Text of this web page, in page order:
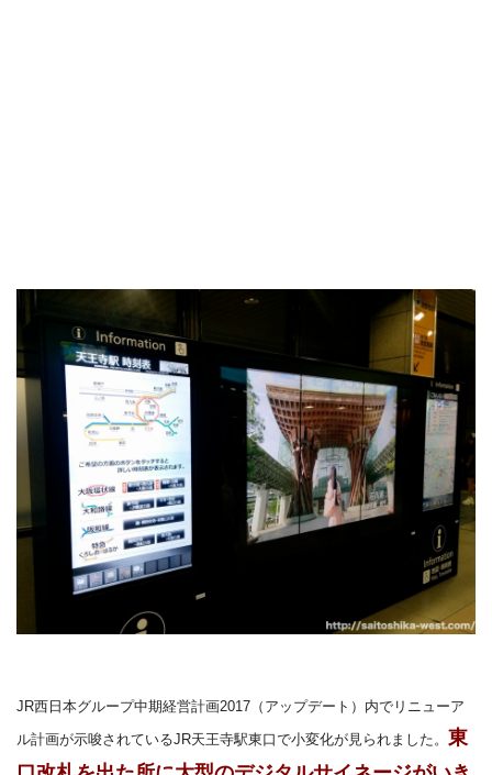
JR西日本グループ中期経営計画2017（アップデート）内でリニューア
ル計画が示唆されているJR天王寺駅東口で小変化が見られました。 東